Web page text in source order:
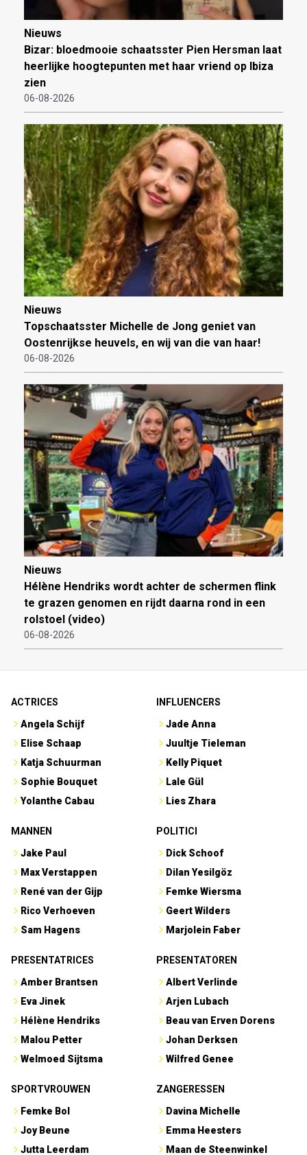
Nieuws
Bizar: bloedmooie schaatsster Pien Hersman laat
heerlijke hoogtepunten met haar vriend op Ibiza
zien
06-08-2026
Nieuws
Topschaatsster Michelle de Jong geniet van
Oostenrijkse heuvels, en wij van die van haar!
06-08-2026
Nieuws
Hélène Hendriks wordt achter de schermen flink
te grazen genomen en rijdt daarna rond in een
rolstoel (video)
06-08-2026
ACTRICES
Angela Schijf
Elise Schaap
Katja Schuurman
Sophie Bouquet
Yolanthe Cabau
INFLUENCERS
Jade Anna
Juultje Tieleman
Kelly Piquet
Lale Gül
Lies Zhara
MANNEN
Jake Paul
Max Verstappen
René van der Gijp
Rico Verhoeven
Sam Hagens
POLITICI
Dick Schoof
Dilan Yesilgöz
Femke Wiersma
Geert Wilders
Marjolein Faber
PRESENTATRICES
Amber Brantsen
Eva Jinek
Hélène Hendriks
Malou Petter
Welmoed Sijtsma
PRESENTATOREN
Albert Verlinde
Arjen Lubach
Beau van Erven Dorens
Johan Derksen
Wilfred Genee
SPORTVROUWEN
Femke Bol
Joy Beune
Jutta Leerdam
ZANGERESSEN
Davina Michelle
Emma Heesters
Maan de Steenwinkel